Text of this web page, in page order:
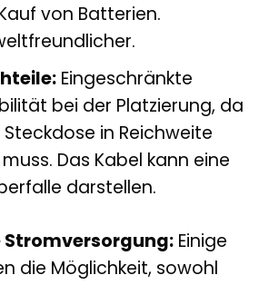
von Batterien.
Eingeschränkte
bei der Platzierung, da
Steckdose in Reichweite
Das Kabel kann eine
darstellen.
Einige
die Möglichkeit, sowohl